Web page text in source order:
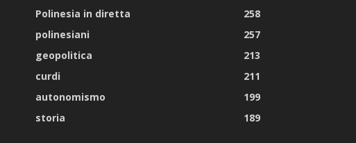
Polinesia in diretta
258
polinesiani
257
geopolitica
213
curdi
211
autonomismo
199
storia
189